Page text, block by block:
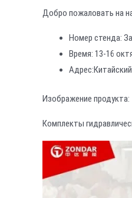
Добро пожаловать на
Номер стенда:
Время: 13-16
Изображение продукта:
Комплекты